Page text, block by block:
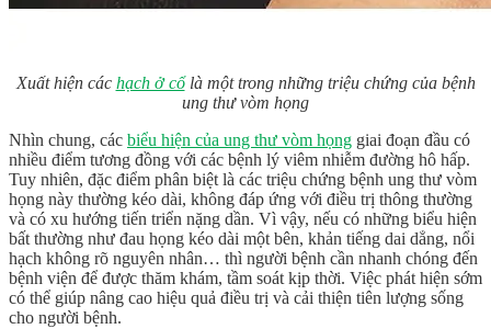
Xuất hiện các hạch ở cổlà một trong những triệu chứng của bệnh
ung thư vòm họng
Nhìn chung, các biểu hiện của ung thư vòm họng giai đoạn đầu có
nhiều điểm tương đồng với các bệnh lý viêm nhiễm đường hô hấp.
Tuy nhiên, đặc điểm phân biệt là các triệu chứng bệnh ung thư vòm
họng này thường kéo dài, không đáp ứng với điều trị thông thường
và có xu hướng tiến triển nặng dần. Vì vậy, nếu có những biểu hiện
bất thường như đau họng kéo dài một bên, khản tiếng dai dẳng, nổi
hạch không rõ nguyên nhân… thì người bệnh cần nhanh chóng đến
bệnh viện để được thăm khám, tầm soát kịp thời. Việc phát hiện sớm
có thể giúp nâng cao hiệu quả điều trị và cải thiện tiên lượng sống
cho người bệnh.